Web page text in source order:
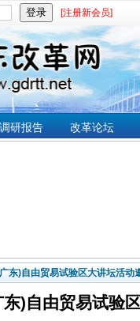
[注册新会员]
调研报告 改革论坛
东)自由贸易试验区大讲坛活动
)自由贸易试验